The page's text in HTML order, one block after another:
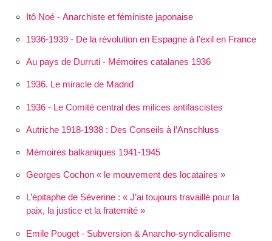
Itô Noé - Anarchiste et féministe japonaise
1936-1939 - De la révolution en Espagne à l’exil en France
Au pays de Durruti - Mémoires catalanes 1936
1936. Le miracle de Madrid
1936 - Le Comité central des milices antifascistes
Autriche 1918-1938 : Des Conseils à l’Anschluss
Mémoires balkaniques 1941-1945
Georges Cochon « le mouvement des locataires »
L’épitaphe de Séverine :
J’ai toujours travaillé pour la
paix, la justice et la fraternité
Emile Pouget - Subversion & Anarcho-syndicalisme